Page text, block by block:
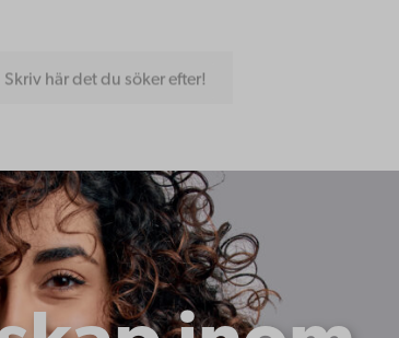
Skriv här det du söker efter!